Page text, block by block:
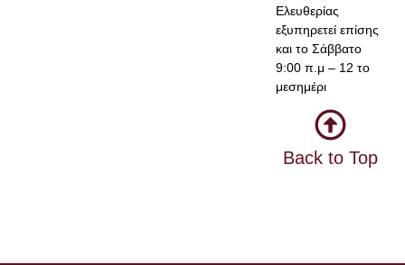
Ελευθερίας
εξυπηρετεί επίσης
και το Σάββατο
9:00 π.μ – 12 το
μεσημέρι
Back to Top